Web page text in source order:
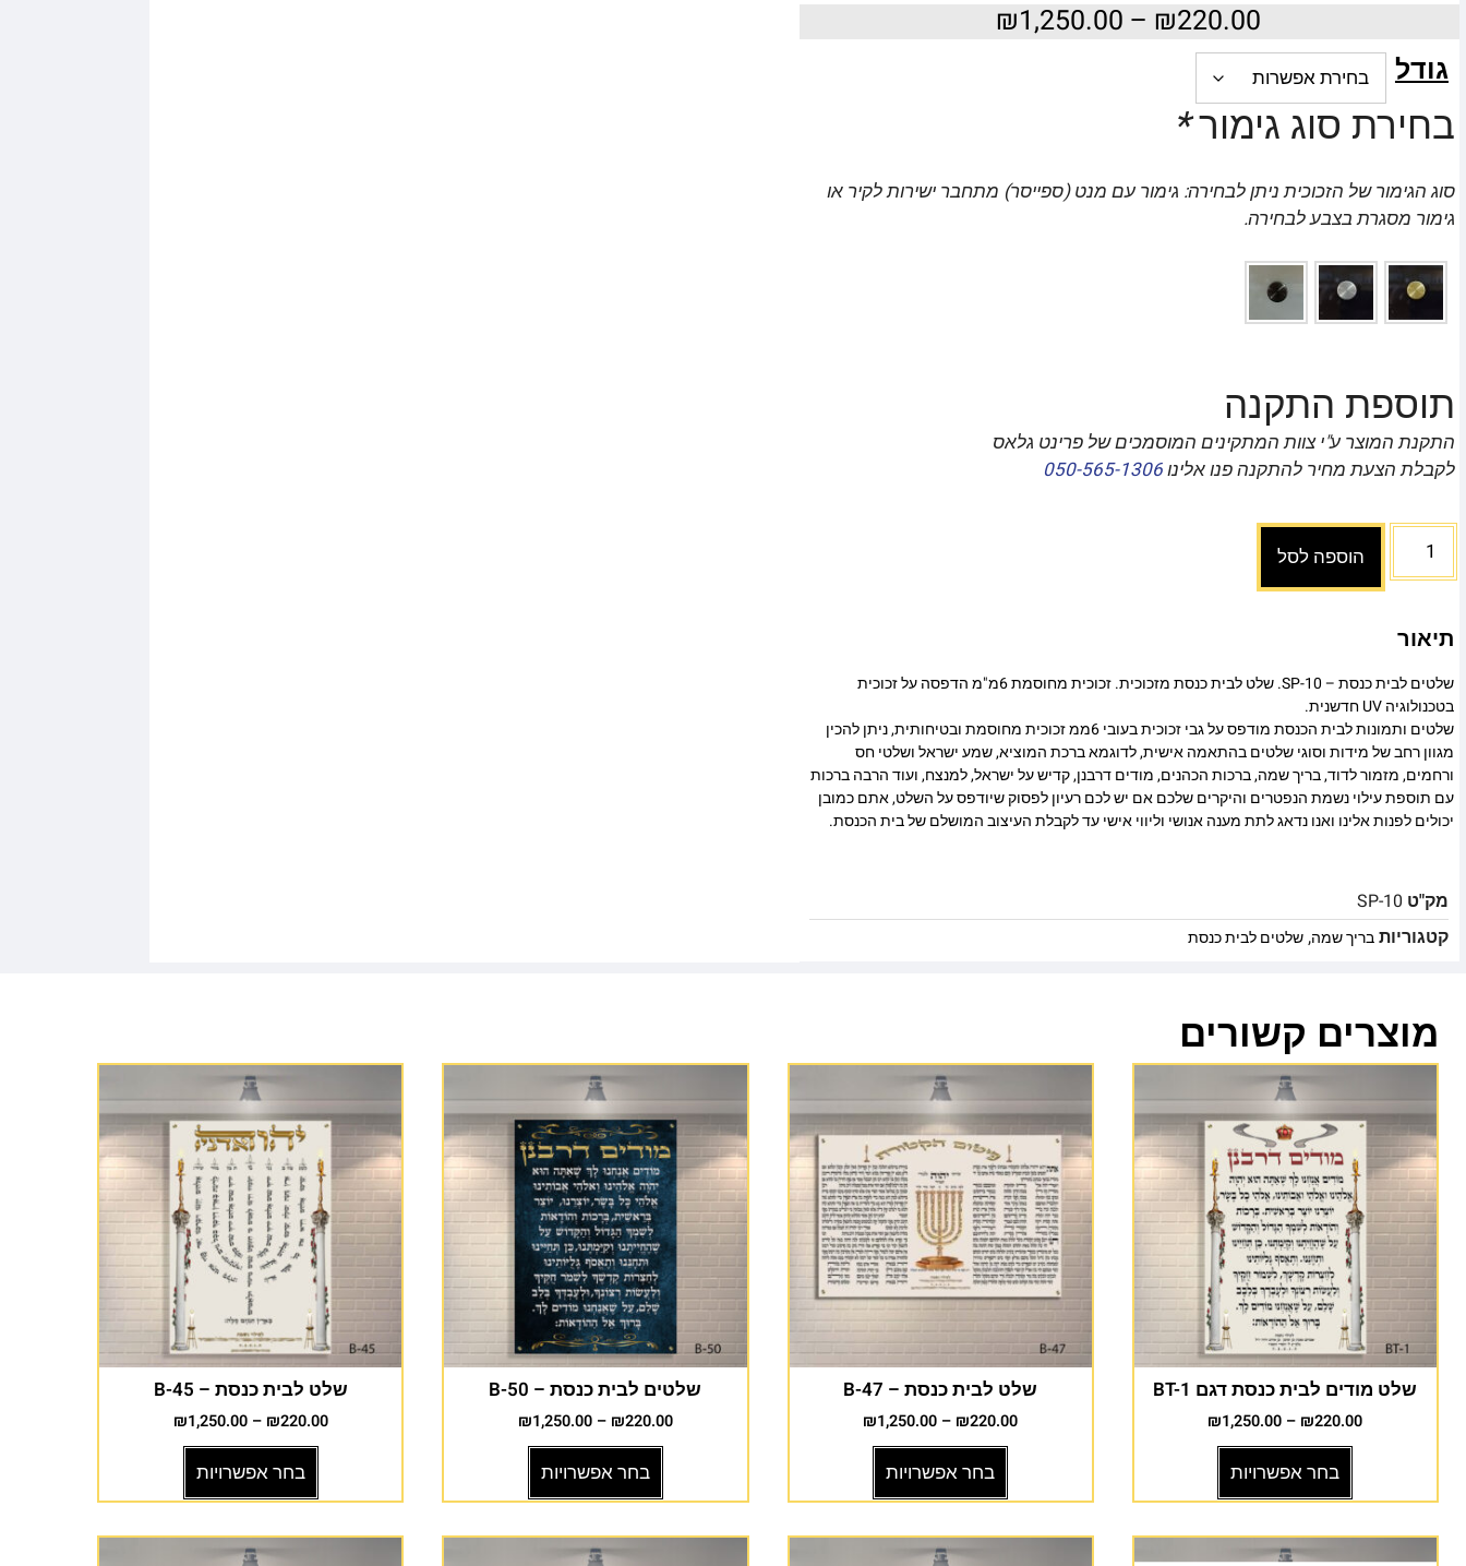
₪220.00
–
₪1,250.00
גודל
בחירת סוג גימור*
סוג הגימור של הזכוכית ניתן לבחירה: גימור עם מנט (ספייסר) מתחבר ישירות לקיר או
גימור מסגרת בצבע לבחירה.
תוספת התקנה
התקנת המוצר ע"י צוות המתקינים המוסמכים של פרינט גלאס
לקבלת הצעת מחיר להתקנה פנו אלינו050-565-1306
הוספה לסל
תיאור
שלטים לבית כנסת – SP-10. שלט לבית כנסת מזכוכית. זכוכית מחוסמת 6מ"מ הדפסה על זכוכית
בטכנולוגיה UV חדשנית.
שלטים ותמונות לבית הכנסת מודפס על גבי זכוכית בעובי 6ממ זכוכית מחוסמת ובטיחותית, ניתן להכין
מגוון רחב של מידות וסוגי שלטים בהתאמה אישית, לדוגמא ברכת המוציא, שמע ישראל ושלטי חס
ורחמים, מזמור לדוד, בריך שמה, ברכות הכהנים, מודים דרבנן, קדיש על ישראל, למנצח, ועוד הרבה ברכות
עם תוספת עילוי נשמת הנפטרים והיקרים שלכם אם יש לכם רעיון לפסוק שיודפס על השלט, אתם כמובן
יכולים לפנות אלינו ואנו נדאג לתת מענה אנושי וליווי אישי עד לקבלת העיצוב המושלם של בית הכנסת.
מק"ט SP-10
קטגוריותבריך שמה,שלטים לבית כנסת
מוצרים קשורים
שלט מודים לבית כנסת דגם BT-1
₪220.00
–
₪1,250.00
בחר אפשרויות
שלט לבית כנסת – B-47
₪220.00
–
₪1,250.00
בחר אפשרויות
שלטים לבית כנסת – B-50
₪220.00
–
₪1,250.00
בחר אפשרויות
שלט לבית כנסת – B-45
₪220.00
–
₪1,250.00
בחר אפשרויות